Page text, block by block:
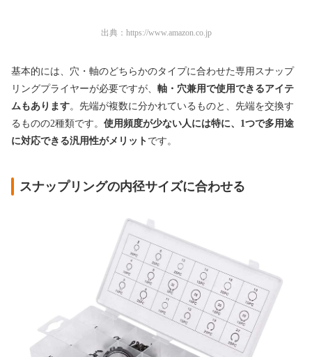
出典： https://www.amazon.co.jp
基本的には、穴・軸のどちらかのタイプに合わせた専用スナップ
リングプライヤーが必要ですが、 軸・穴兼用で使用できるアイテ
ムもあります。先端が複数に分かれているものと、先端を交換す
るものの2種類です。 使用頻度が少ない人には特に、1つで多用途
に対応できる汎用性がメリット です。
スナップリングの内径サイズに合わせる